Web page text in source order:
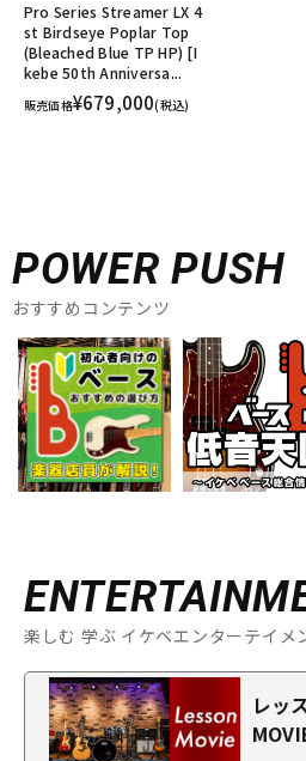
Pro Series Streamer LX 4
st Birdseye Poplar Top
(Bleached Blue TP HP) [I
kebe 50th Anniversa...
販売価格¥679,000(税込)
POWER PUSH
おすすめコンテンツ
楽しむ 学ぶ イケベエンターテイメ
レッ